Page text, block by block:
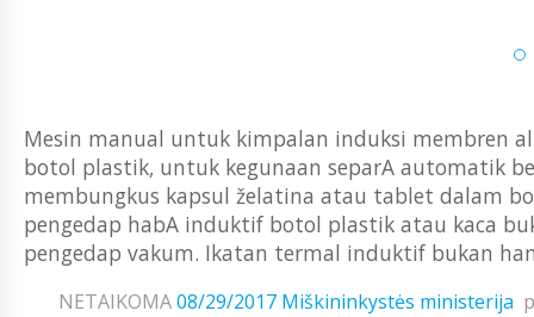
Mesin manual untuk kimpalan induksi membren
botol plastik, untuk kegunaan separA automatik
membungkus kapsul želatina atau tablet dalam
pengedap habA induktif botol plastik atau kaca
pengedap vakum. Ikatan termal induktif bukan
NETAIKOMA08/29/2017 Miškininkystės ministerija